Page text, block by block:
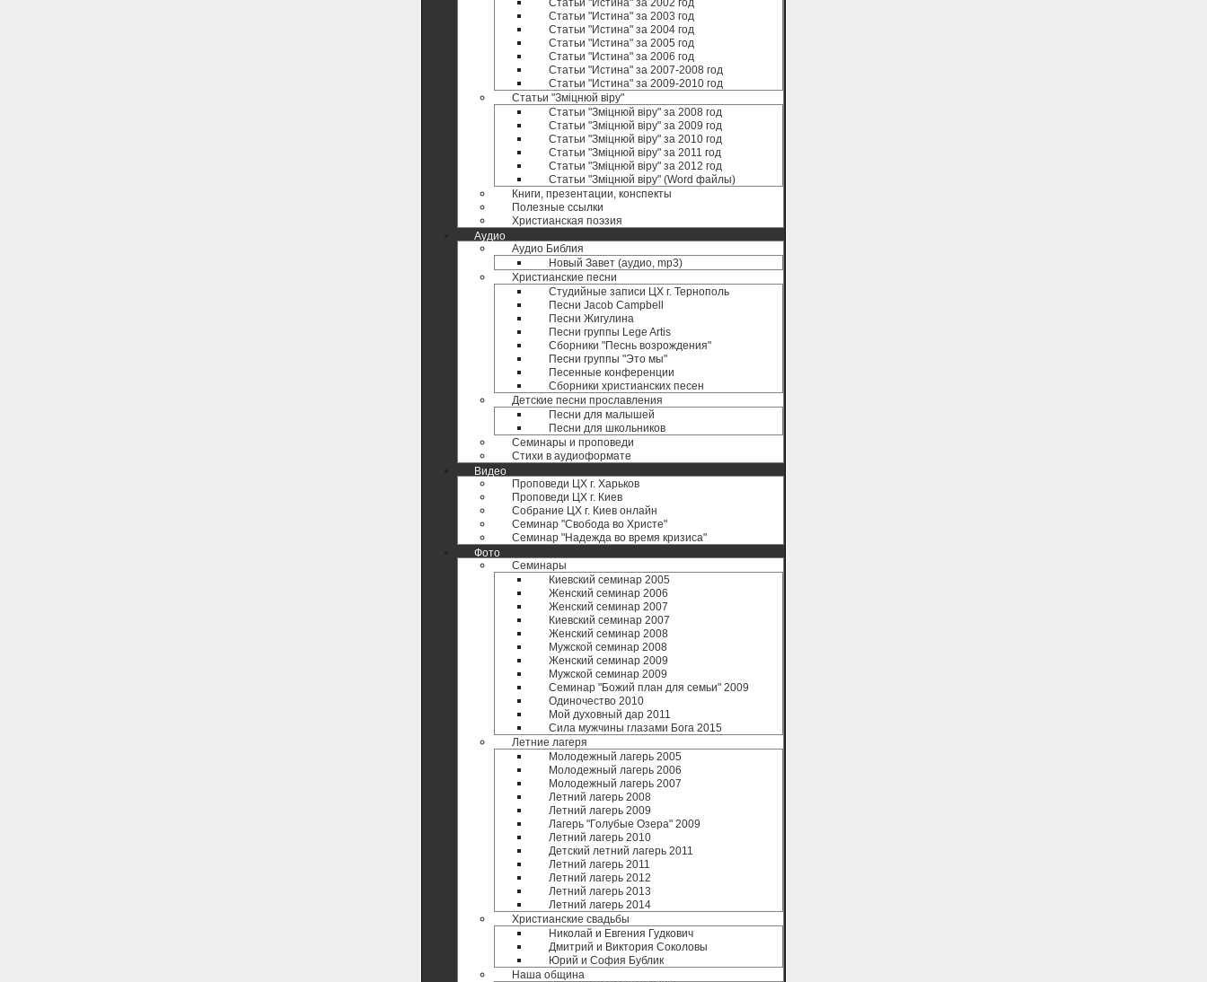
Статьи "Истина" за 2002 год
Статьи "Истина" за 2003 год
Статьи "Истина" за 2004 год
Статьи "Истина" за 2005 год
Статьи "Истина" за 2006 год
Статьи "Истина" за 2007-2008 год
Статьи "Истина" за 2009-2010 год
Статьи "Зміцнюй віру"
Статьи "Зміцнюй віру" за 2008 год
Статьи "Зміцнюй віру" за 2009 год
Статьи "Зміцнюй віру" за 2010 год
Статьи "Зміцнюй віру" за 2011 год
Статьи "Зміцнюй віру" за 2012 год
Статьи "Зміцнюй віру" (Word файлы)
Книги, презентации, конспекты
Полезные ccылки
Христианская поэзия
Аудио
Аудио Библия
Новый Завет (аудио, mp3)
Христианские песни
Студийные записи ЦХ г. Тернополь
Песни Jacob Campbell
Песни Жигулина
Песни группы Lege Artis
Сборники "Песнь возрождения"
Песни группы "Это мы"
Песенные конференции
Сборники христианских песен
Детские песни прославления
Песни для малышей
Песни для школьников
Семинары и проповеди
Стихи в аудиоформате
Видео
Проповеди ЦХ г. Харьков
Проповеди ЦХ г. Киев
Собрание ЦХ г. Киев онлайн
Семинар "Свобода во Христе"
Семинар "Надежда во время кризиса"
Фото
Семинары
Киевский семинар 2005
Женский семинар 2006
Женский семинар 2007
Киевский семинар 2007
Женский семинар 2008
Мужской семинар 2008
Женский семинар 2009
Мужской семинар 2009
Семинар "Божий план для семьи" 2009
Одиночество 2010
Мой духовный дар 2011
Сила мужчины глазами Бога 2015
Летние лагеря
Молодежный лагерь 2005
Молодежный лагерь 2006
Молодежный лагерь 2007
Летний лагерь 2008
Летний лагерь 2009
Лагерь "Голубые Озера" 2009
Летний лагерь 2010
Детский летний лагерь 2011
Летний лагерь 2011
Летний лагерь 2012
Летний лагерь 2013
Летний лагерь 2014
Христианские свадьбы
Николай и Евгения Гудкович
Дмитрий и Виктория Соколовы
Юрий и София Бублик
Наша община